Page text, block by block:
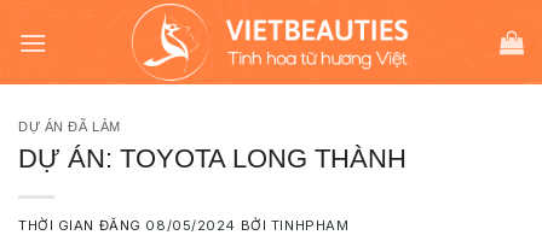
đến
DỰ ÁN ĐÃ LÀM
DỰ ÁN: TOYOTA LONG THÀNH
THỜI GIAN ĐĂNG 08/05/2024 BỞI TINHPHAM